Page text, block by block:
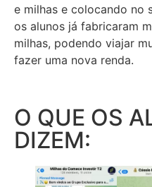
e milhas e colocando no
os alunos já fabricaram
milhas, podendo viajar
fazer uma nova renda.
O QUE OS
DIZEM: